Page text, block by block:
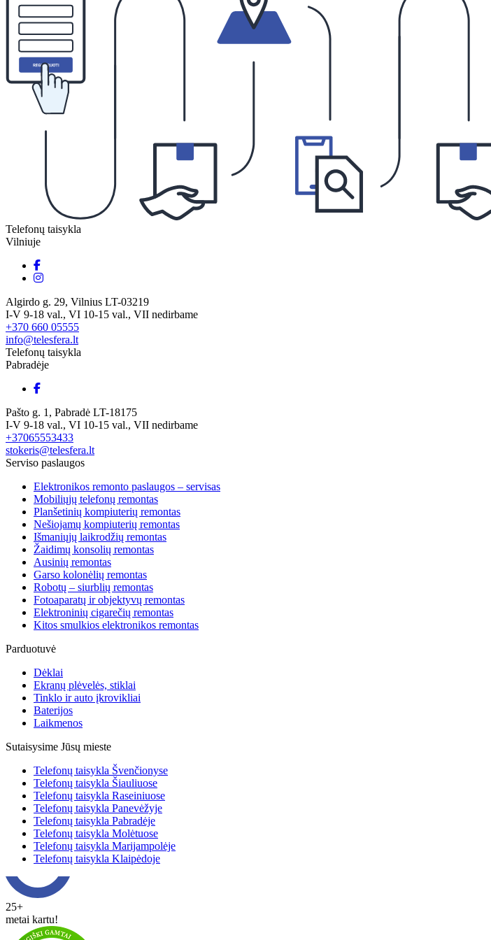
Telefonų taisykla
Vilniuje
Algirdo g. 29, Vilnius LT-03219
I-V 9-18 val., VI 10-15 val., VII nedirbame
+370 660 05555
info@telesfera.lt
Telefonų taisykla
Pabradėje
Pašto g. 1, Pabradė LT-18175
I-V 9-18 val., VI 10-15 val., VII nedirbame
+37065553433
stokeris@telesfera.lt
Serviso paslaugos
Elektronikos remonto paslaugos – servisas
Mobiliųjų telefonų remontas
Planšetinių kompiuterių remontas
Nešiojamų kompiuterių remontas
Išmaniųjų laikrodžių remontas
Žaidimų konsolių remontas
Ausinių remontas
Garso kolonėlių remontas
Robotų – siurblių remontas
Fotoaparatų ir objektyvų remontas
Elektroninių cigarečių remontas
Kitos smulkios elektronikos remontas
Parduotuvė
Dėklai
Ekranų plėvelės, stiklai
Tinklo ir auto įkrovikliai
Baterijos
Laikmenos
Sutaisysime Jūsų mieste
Telefonų taisykla Švenčionyse
Telefonų taisykla Šiauliuose
Telefonų taisykla Raseiniuose
Telefonų taisykla Panevėžyje
Telefonų taisykla Pabradėje
Telefonų taisykla Molėtuose
Telefonų taisykla Marijampolėje
Telefonų taisykla Klaipėdoje
25+
metai kartu!